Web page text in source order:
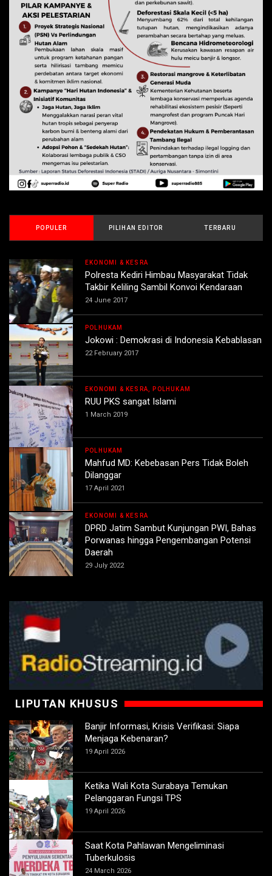
POPULER PILIHAN EDITOR TERBARU
EKONOMI & KESRA
Polresta Kediri Himbau Masyarakat Tidak
Takbir Keliling Sambil Konvoi Kendaraan
24 June 2017
POLHUKAM
Jokowi : Demokrasi di Indonesia Kebablasan
22 February 2017
EKONOMI & KESRA, POLHUKAM
RUU PKS sangat Islami
1 March 2019
POLHUKAM
Mahfud MD: Kebebasan Pers Tidak Boleh
Dilanggar
17 April 2021
EKONOMI & KESRA
DPRD Jatim Sambut Kunjungan PWI, Bahas
Porwanas hingga Pengembangan Potensi
Daerah
29 July 2022
LIPUTAN KHUSUS
Banjir Informasi, Krisis Verifikasi: Siapa
Menjaga Kebenaran?
19 April 2026
Ketika Wali Kota Surabaya Temukan
Pelanggaran Fungsi TPS
19 April 2026
Saat Kota Pahlawan Mengeliminasi
Tuberkulosis
24 March 2026